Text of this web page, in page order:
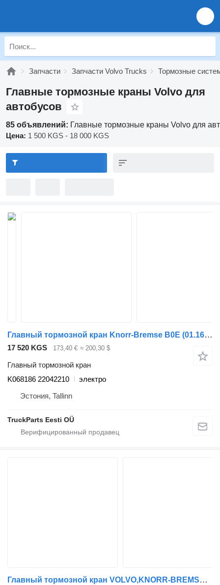
Запчасти Запчасти Volvo Trucks Тормозные
Главные тормозные краны Volvo для
автобусов
85 объявлений: Главные тормозные краны Volvo для
Цена: 1 500 KGS - 18 000 KGS
Главный тормозной кран Knorr-Bremse B0E (01.16-) K068186 для автобуса Volvo B5LH, B0E (2008-)
17 520 KGS 173,40 € ≈ 200,30 $
Главный тормозной кран
K068186 22042210
электро
Эстония, Tallinn
TruckParts Eesti OÜ
Главный тормозной кран VOLVO,KNORR-BREMSE B9 (01.02-) 0501100014 для автобуса Volvo B6, B7, B9, B10, B12 bus (1978-2011)